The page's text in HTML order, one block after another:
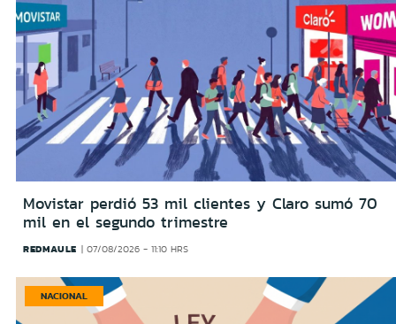
Movistar perdió 53 mil clientes y Claro sumó 70
mil en el segundo trimestre
REDMAULE 07/08/2026 - 11:10 HRS
NACIONAL